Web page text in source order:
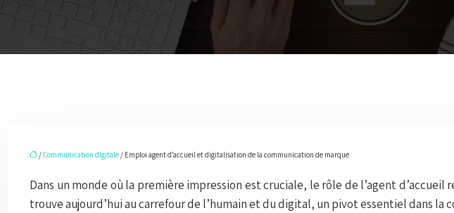
/Communication digitale / Emploi agent d’accueil et digitalisation de la communication de marque
Dans un monde où la première impression est cruciale, le rôle de l’agent
trouve aujourd’hui au carrefour de l’humain et du digital, un pivot essentiel dans la